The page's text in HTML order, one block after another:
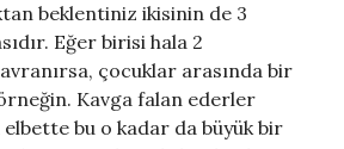
beklentiniz ikisinin de 3
Eğer birisi hala 2
çocuklar arasında bir
Kavga falan ederler
bu o kadar da büyük bir